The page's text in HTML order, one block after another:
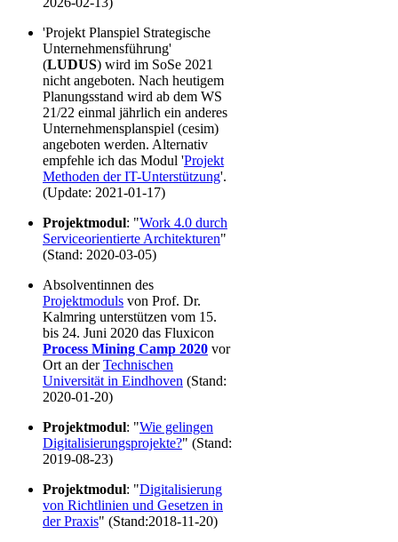
'Projekt Planspiel Strategische
Unternehmensführung'
(LUDUS) wird im SoSe 2021
nicht angeboten. ​​Nach heutigem
Planungsstand wird ab dem WS
21/22 einmal jährlich ein anderes
Unternehmensplanspiel (cesim)
angeboten werden. Alternativ
empfehle ich das Modul 'Projekt
Methoden der IT-Unterstützung'.
(Update: 2021-01-17)
Projektmodul: "Work 4.0 durch
Serviceorientierte Architekturen"
(Stand: 2020-03-05)
Absolventinnen des
Projektmoduls von Prof. Dr.
Kalmring unterstützen vom 15.
bis 24. Juni 2020 das Fluxicon
Process Mining Camp 2020 vor
Ort an derTechnischen
Universität in Eindhoven (Stand:
2020-01-20)
Projektmodul: "Wie gelingen
Digitalisierungsprojekte?" (Stand:
2019-08-23)
Projektmodul: "Digitalisierung
von Richtlinien und Gesetzen in
der Praxis" (Stand:2018-11-20)